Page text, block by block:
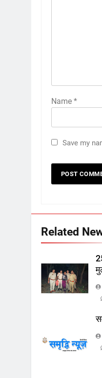
Name *
Save my
Related